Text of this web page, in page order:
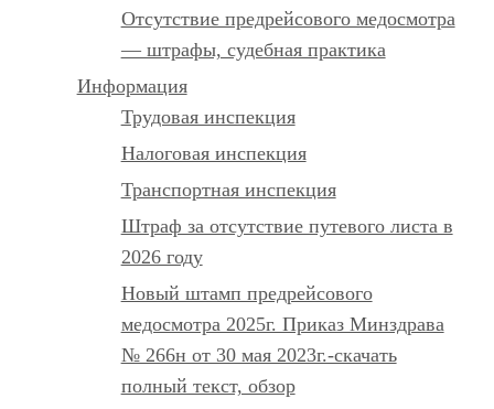
Отсутствие предрейсового медосмотра
— штрафы, судебная практика
Информация
Трудовая инспекция
Налоговая инспекция
Транспортная инспекция
Штраф за отсутствие путевого листа в
2026 году
Новый штамп предрейсового
медосмотра 2025г. Приказ Минздрава
№ 266н от 30 мая 2023г.-скачать
полный текст, обзор